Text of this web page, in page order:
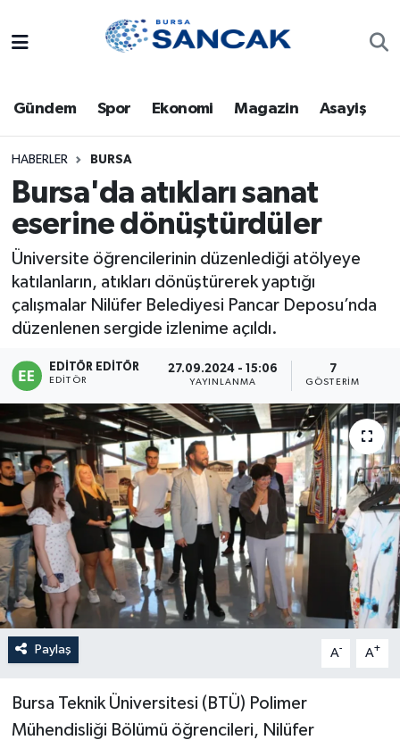
Gündem Spor Ekonomi Magazin Asayiş
HABERLER BURSA
Bursa'da atıkları sanat
eserine dönüştürdüler
Üniversite öğrencilerinin düzenlediği atölyeye
katılanların, atıkları dönüştürerek yaptığı
çalışmalar Nilüfer Belediyesi Pancar Deposu’nda
düzenlenen sergide izlenime açıldı.
EDITÖR EDITÖR
EDITÖR
27.09.2024 - 15:06
YAYINLANMA
7
GÖSTERIM
Paylaş A- A+
Bursa Teknik Üniversitesi (BTÜ) Polimer
Mühendisliği Bölümü öğrencileri, Nilüfer
Bursa
Dünya
Eğitim
Ekonomi
Genel
Magazin
Sağlık
Siyaset
Spor
Türkiye
Trafik Durumu
Süper Lig Puan Durumu ve Fikstür
Tüm Manşetler
Son Dakika Haberleri
Haber Arşivi